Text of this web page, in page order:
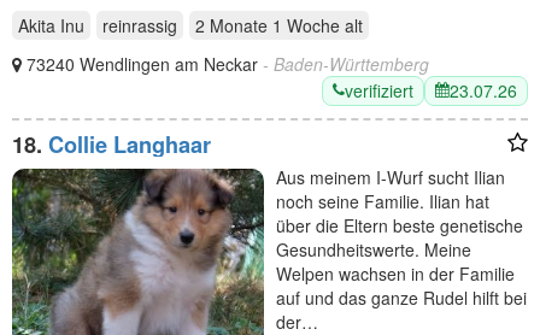
Akita Inu
reinrassig 2 Monate 1 Woche alt
73240 Wendlingen am Neckar - Baden-Württemberg
verifiziert
23.07.26
18. Collie Langhaar
Aus meinem I-Wurf sucht Ilian
noch seine Familie. Ilian hat
über die Eltern beste genetische
Gesundheitswerte. Meine
Welpen wachsen in der Familie
auf und das ganze Rudel hilft bei
der…